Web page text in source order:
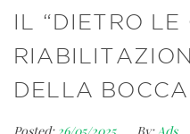
IL “DIETRO LE
DELLA BOCCA